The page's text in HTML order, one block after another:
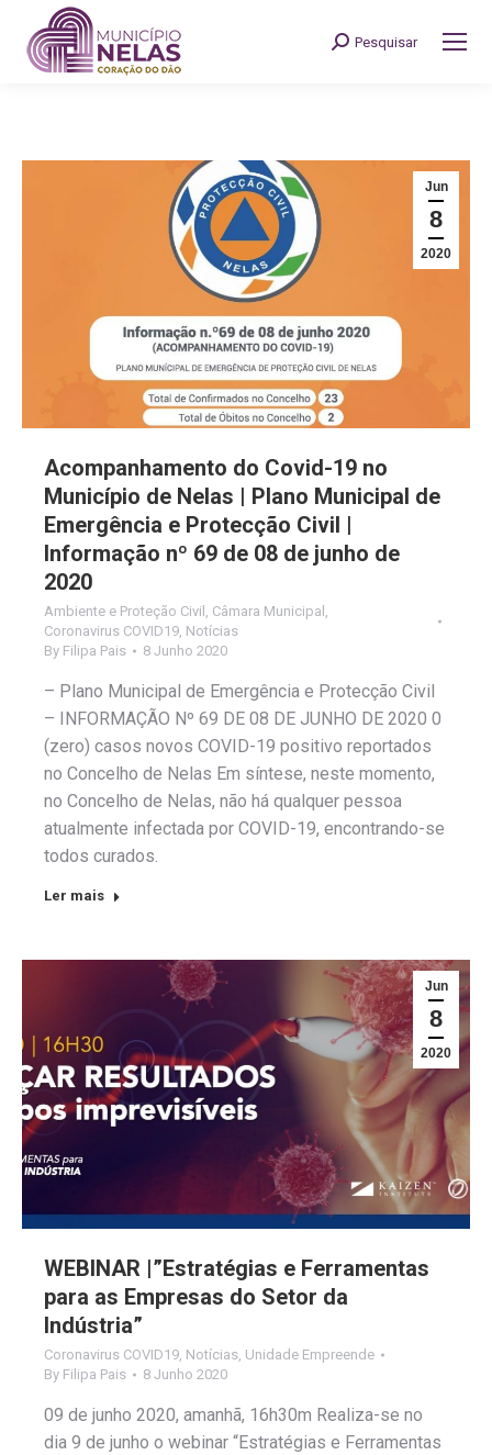
Search:
Pesquisar
Jun
8
2020
Acompanhamento do Covid-19 no
Município de Nelas | Plano Municipal de
Emergência e Protecção Civil |
Informação nº 69 de 08 de junho de
2020
Ambiente e Proteção Civil , Câmara Municipal ,
Coronavirus COVID19, Notícias
By Filipa Pais 8 Junho 2020
– Plano Municipal de Emergência e Protecção Civil
– INFORMAÇÃO Nº 69 DE 08 DE JUNHO DE 2020 0
(zero) casos novos COVID-19 positivo reportados
no Concelho de Nelas Em síntese, neste momento,
no Concelho de Nelas, não há qualquer pessoa
atualmente infectada por COVID-19, encontrando-se
todos curados.
Ler mais
Jun
8
2020
WEBINAR |”Estratégias e Ferramentas
para as Empresas do Setor da
Indústria”
Coronavirus COVID19, Notícias, Unidade Empreende
By Filipa Pais 8 Junho 2020
09 de junho 2020, amanhã, 16h30m Realiza-se no
dia 9 de junho o webinar “Estratégias e Ferramentas